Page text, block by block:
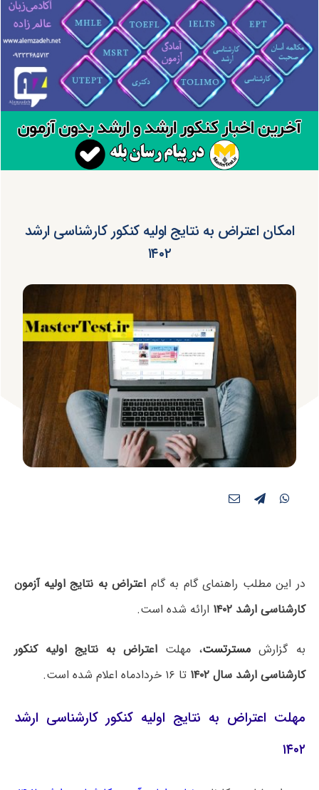
امکان اعتراض به نتایج اولیه کنکور کارشناسی ارشد
۱۴۰۲
در این مطلب راهنمای گام به گام اعتراض به نتایج اولیه آزمون
کارشناسی ارشد ۱۴۰۲
ارائه شده است.
به گزارش مسترتست، مهلت اعتراض به نتایج اولیه کنکور
کارشناسی ارشد سال ۱۴۰۲
تا ۱۶ خردادماه اعلام شده است.
مهلت اعتراض به نتایج اولیه کنکور کارشناسی ارشد
۱۴۰۲